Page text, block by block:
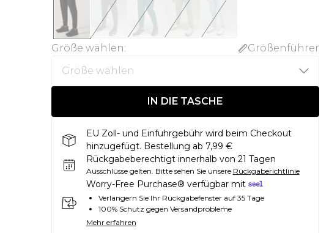
Größe wählen: Größenführer
IN DIE TASCHE
EU Zoll- und Einfuhrgebühr wird beim Checkout
hinzugefügt. Bestellung ab 7,99 €
Rückgabeberechtigt innerhalb von 21 Tagen
Ausschlüsse gelten. Bitte sehen Sie unsere Rückgaberichtlinie
Worry-Free Purchase® verfügbar mit
Verlängern Sie Ihr Rückgabefenster auf 35 Tage
100% Schutz gegen Versandprobleme
Mehr erfahren